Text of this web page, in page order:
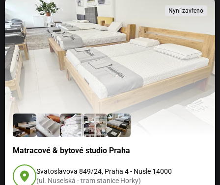
Nyní zavřeno
Matracové & bytové studio Praha
Svatoslavova 849/24, Praha 4 - Nusle 14000
(ul. Nuselská - tram stanice Horky)